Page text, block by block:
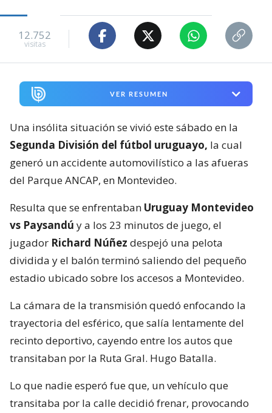
12.752
visitas
VER RESUMEN
Una insólita situación se vivió este sábado en la
Segunda División del fútbol uruguayo, la cual
generó un accidente automovilístico a las afueras
del Parque ANCAP, en Montevideo.
Resulta que se enfrentaban Uruguay Montevideo
vs Paysandú y a los 23 minutos de juego, el
jugador Richard Núñez despejó una pelota
dividida y el balón terminó saliendo del pequeño
estadio ubicado sobre los accesos a Montevideo.
La cámara de la transmisión quedó enfocando la
trayectoria del esférico, que salía lentamente del
recinto deportivo, cayendo entre los autos que
transitaban por la Ruta Gral. Hugo Batalla.
Lo que nadie esperó fue que, un vehículo que
transitaba por la calle decidió frenar, provocando